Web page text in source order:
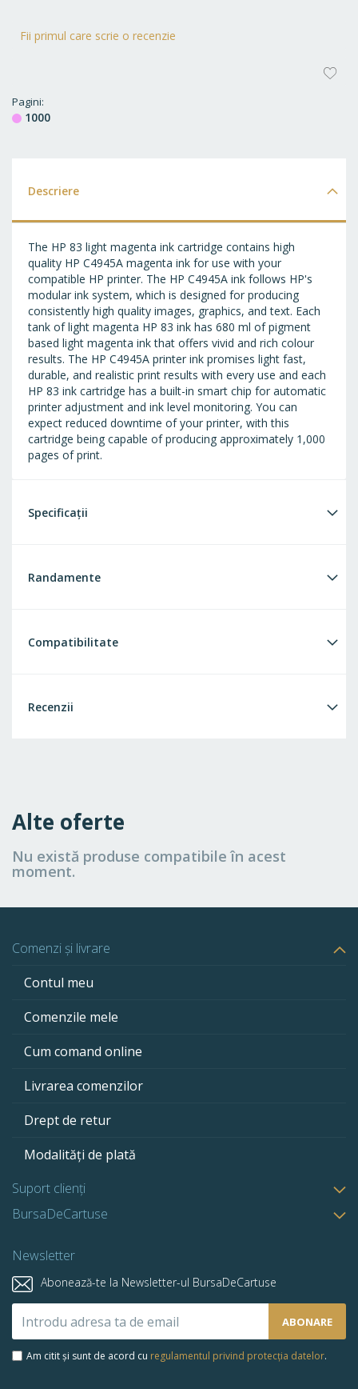
Fii primul care scrie o recenzie
Pagini
1000
Descriere
The HP 83 light magenta ink cartridge contains high
quality HP C4945A magenta ink for use with your
compatible HP printer. The HP C4945A ink follows HP's
modular ink system, which is designed for producing
consistently high quality images, graphics, and text. Each
tank of light magenta HP 83 ink has 680 ml of pigment
based light magenta ink that offers vivid and rich colour
results. The HP C4945A printer ink promises light fast,
durable, and realistic print results with every use and each
HP 83 ink cartridge has a built-in smart chip for automatic
printer adjustment and ink level monitoring. You can
expect reduced downtime of your printer, with this
cartridge being capable of producing approximately 1,000
pages of print.
Specificații
Randamente
Compatibilitate
Recenzii
Alte oferte
Nu există produse compatibile în acest
moment.
Comenzi și livrare
Contul meu
Comenzile mele
Cum comand online
Livrarea comenzilor
Drept de retur
Modalități de plată
Suport clienți
BursaDeCartuse
Newsletter
Abonează-te la Newsletter-ul BursaDeCartuse
la
newsletter-
ABONARE
Am citit și sunt de acord cu regulamentul privind protecția datelor.